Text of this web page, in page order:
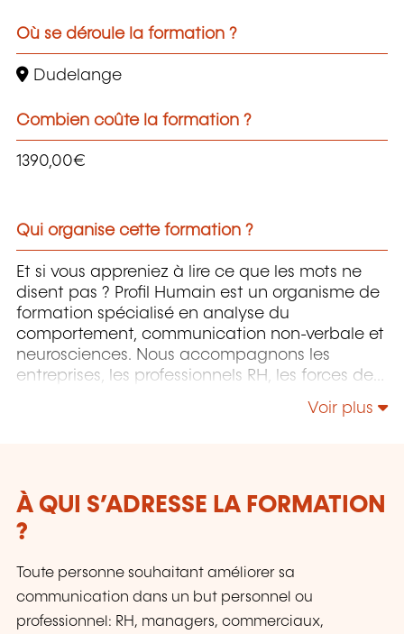
Où se déroule la formation ?
Dudelange
Combien coûte la formation ?
1390,00€
Qui organise cette formation ?
Et si vous appreniez à lire ce que les mots ne
disent pas ? Profil Humain est un organisme de
formation spécialisé en analyse du
comportement, communication non-verbale et
neurosciences. Nous accompagnons les
entreprises, les professionnels RH, les forces de
l’ordre, les managers et les communicants dans
rôle, cas pratiques, serious games... Tout est
pensé pour développer une lecture fine et
objective du comportement humain. Grâce à
une approche scientifique et une pédagogie
immersive, vous apprendrez à décoder les
signaux faibles, renforcer vos entretiens,
anticiper les tensions et améliorer la qualité de
Voir plus
À QUI S’ADRESSE LA FORMATION
?
Toute personne souhaitant améliorer sa
communication dans un but personnel ou
professionnel: RH, managers, commerciaux,